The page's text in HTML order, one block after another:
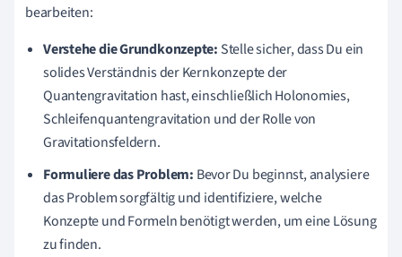
bearbeiten:
Verstehe die Grundkonzepte: Stelle sicher, dass Du ein
solides Verständnis der Kernkonzepte der
Quantengravitation hast, einschließlich Holonomies,
Schleifenquantengravitation und der Rolle von
Gravitationsfeldern.
Formuliere das Problem: Bevor Du beginnst, analysiere
das Problem sorgfältig und identifiziere, welche
Konzepte und Formeln benötigt werden, um eine Lösung
zu finden.